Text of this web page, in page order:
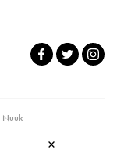
Nuuk
×